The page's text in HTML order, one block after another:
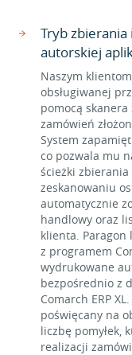
Tryb
autorskiej
Naszym
obsługiwanej
pomocą
zamówień
System
co pozwala mu
ścieżki
zeskanowaniu
automatycznie
handlowy oraz
klienta.
z programem
wydrukowane
bezpośrednio z
Comarch ERP
poświęcany na
liczbę pomyłek,
realizacji